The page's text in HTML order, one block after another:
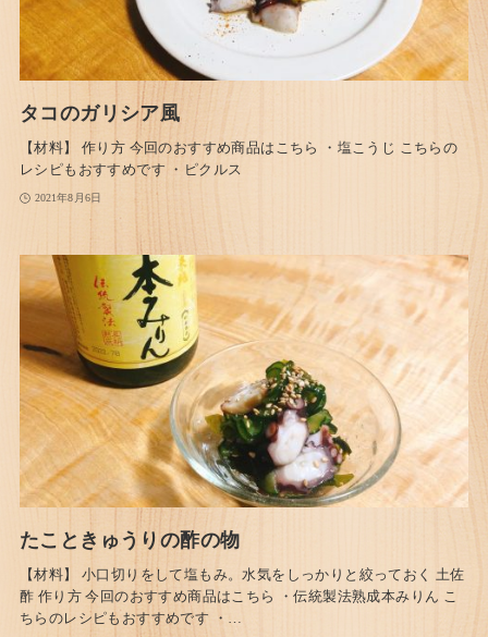
タコのガリシア風
【材料】 作り方 今回のおすすめ商品はこちら ・塩こうじ こちらの
レシピもおすすめです ・ピクルス
2021年8月6日
たこときゅうりの酢の物
【材料】 小口切りをして塩もみ。水気をしっかりと絞っておく 土佐
酢 作り方 今回のおすすめ商品はこちら ・伝統製法熟成本みりん こ
ちらのレシピもおすすめです ・…